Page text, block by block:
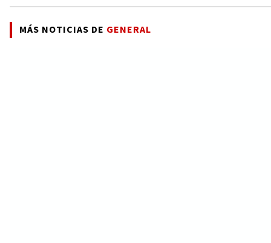
MÁS NOTICIAS DE GENERAL